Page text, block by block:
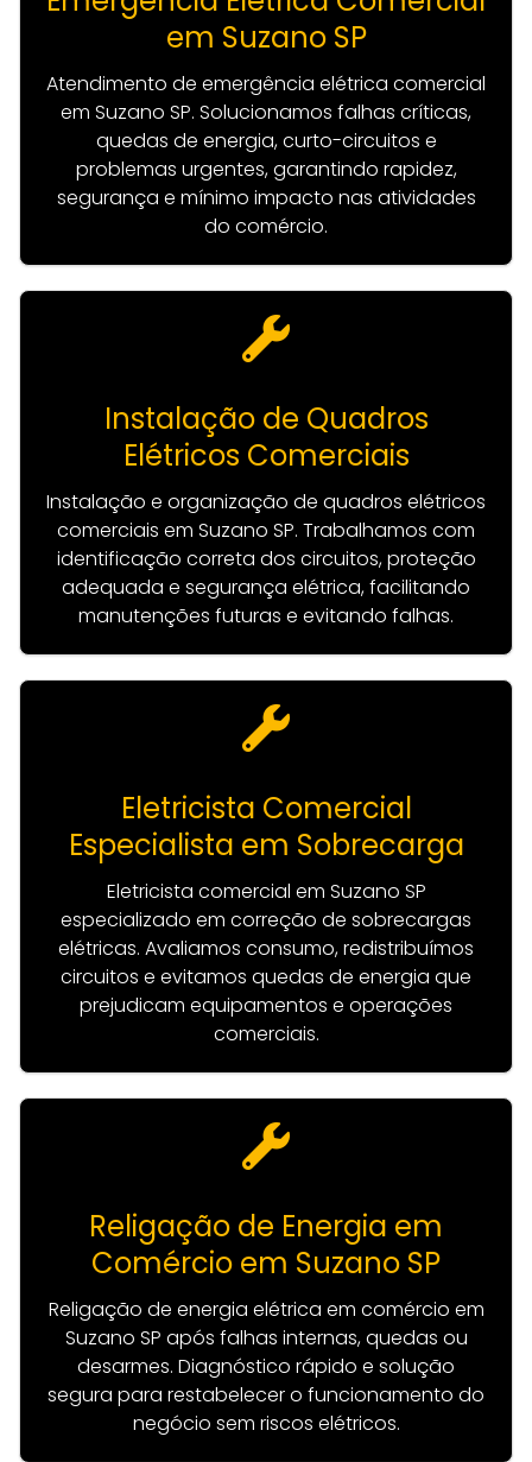
em Suzano SP
Atendimento de emergência elétrica comercial
em Suzano SP. Solucionamos falhas críticas,
quedas de energia, curto-circuitos e
problemas urgentes, garantindo rapidez,
segurança e mínimo impacto nas atividades
do comércio.
Instalação de Quadros
Elétricos Comerciais
Instalação e organização de quadros elétricos
comerciais em Suzano SP. Trabalhamos com
identificação correta dos circuitos, proteção
adequada e segurança elétrica, facilitando
manutenções futuras e evitando falhas.
Eletricista Comercial
Especialista em Sobrecarga
Eletricista comercial em Suzano SP
especializado em correção de sobrecargas
elétricas. Avaliamos consumo, redistribuímos
circuitos e evitamos quedas de energia que
prejudicam equipamentos e operações
comerciais.
Religação de Energia em
Comércio em Suzano SP
Religação de energia elétrica em comércio em
Suzano SP após falhas internas, quedas ou
desarmes. Diagnóstico rápido e solução
segura para restabelecer o funcionamento do
negócio sem riscos elétricos.